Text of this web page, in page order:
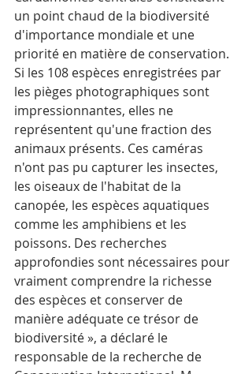
un point chaud de la biodiversité
d'importance mondiale et une
priorité en matière de conservation.
Si les 108 espèces enregistrées par
les pièges photographiques sont
impressionnantes, elles ne
représentent qu'une fraction des
animaux présents. Ces caméras
n'ont pas pu capturer les insectes,
les oiseaux de l'habitat de la
canopée, les espèces aquatiques
comme les amphibiens et les
poissons. Des recherches
approfondies sont nécessaires pour
vraiment comprendre la richesse
des espèces et conserver de
manière adéquate ce trésor de
biodiversité », a déclaré le
responsable de la recherche de